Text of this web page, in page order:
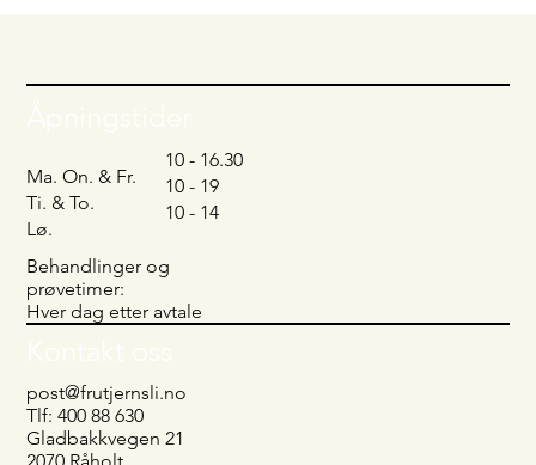
post@frutjernsli.no
Tlf: 400 88 630
Gladbakkvegen 21
Ma. On. & Fr.
Ti. & To.
Lø.
10 - 16.30
10 - 19
10 - 14
Behandlinger og
prøvetimer:
Hver dag etter avtale